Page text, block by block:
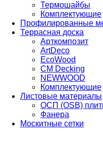
Термошайбы
Комплектующие
Профилированные
Террасная доска
Арткомпозит
ArtDeco
EcoWood
CM Decking
NEWWOOD
Комплектующие
Листовые материалы
ОСП (OSB)
Фанера
Москитные сетки